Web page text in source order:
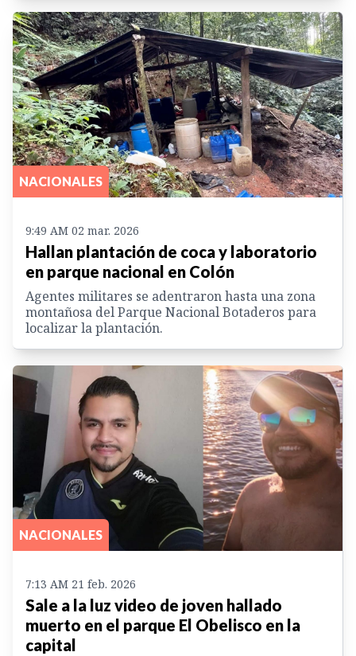
NACIONALES
9:49 AM 02 mar. 2026
Hallan plantación de coca y laboratorio
en parque nacional en Colón
Agentes militares se adentraron hasta una zona
montañosa del Parque Nacional Botaderos para
localizar la plantación.
NACIONALES
7:13 AM 21 feb. 2026
Sale a la luz video de joven hallado
muerto en el parque El Obelisco en la
capital